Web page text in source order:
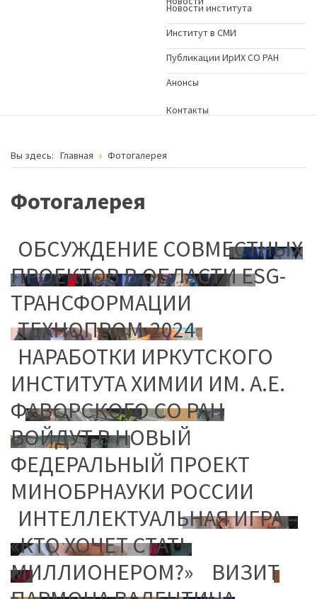
Новости института
Институт в СМИ
Публикации ИрИХ СО РАН
Анонсы
Контакты
Вы здесь: Главная Фотогалерея
Фотогалерея
ОБСУЖДЕНИЕ СОВМЕСТНЫХ
ПРОЕКТОВ В ОБЛАСТИ ESG-
ТРАНСФОРМАЦИИ
ТЕХНОПРОМ-2024
НАРАБОТКИ ИРКУТСКОГО
ИНСТИТУТА ХИМИИ ИМ. А.Е.
ФАВОРСКОГО СО РАН
ВОЙДУТ В НОВЫЙ
ФЕДЕРАЛЬНЫЙ ПРОЕКТ
МИНОБРНАУКИ РОССИИ
ИНТЕЛЛЕКТУАЛЬНАЯ ИГРА –
«КТО ХОЧЕТ СТАТЬ
МИЛЛИОНЕРОМ?»
ВИЗИТ